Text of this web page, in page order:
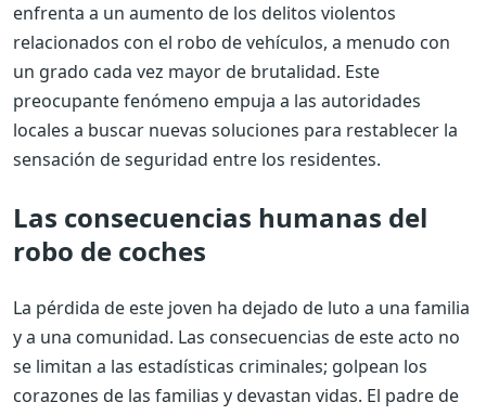
enfrenta a un aumento de los delitos violentos
relacionados con el robo de vehículos, a menudo con
un grado cada vez mayor de brutalidad. Este
preocupante fenómeno empuja a las autoridades
locales a buscar nuevas soluciones para restablecer la
sensación de seguridad entre los residentes.
Las consecuencias humanas del
robo de coches
La pérdida de este joven ha dejado de luto a una familia
y a una comunidad. Las consecuencias de este acto no
se limitan a las estadísticas criminales; golpean los
corazones de las familias y devastan vidas. El padre de